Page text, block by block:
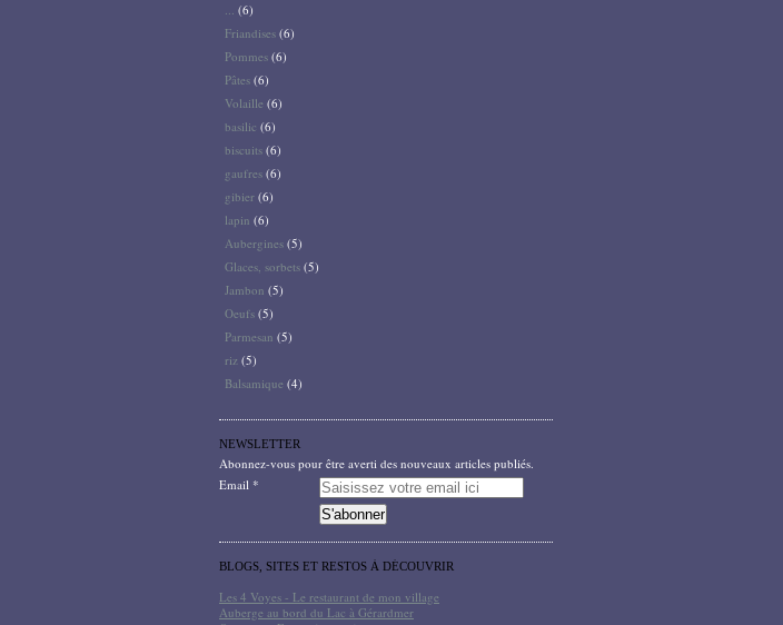
... (6)
Friandises (6)
Pommes (6)
Pâtes (6)
Volaille (6)
basilic (6)
biscuits (6)
gaufres (6)
gibier (6)
lapin (6)
Aubergines (5)
Glaces, sorbets (5)
Jambon (5)
Oeufs (5)
Parmesan (5)
riz (5)
Balsamique (4)
NEWSLETTER
Abonnez-vous pour être averti des nouveaux articles publiés.
Email
BLOGS, SITES ET RESTOS À DÉCOUVRIR
Les 4 Voyes - Le restaurant de mon village
Auberge au bord du Lac à Gérardmer